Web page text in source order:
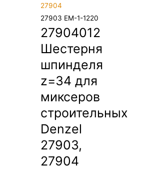
27903 EM-1-1220
27904012
Шестерня
шпинделя
z=34 для
миксеров
строительных
Denzel
27903,
27904